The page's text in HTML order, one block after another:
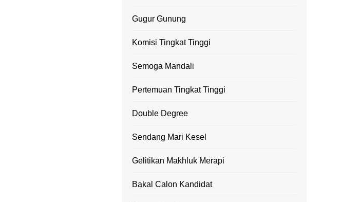
Gugur Gunung
Komisi Tingkat Tinggi
Semoga Mandali
Pertemuan Tingkat Tinggi
Double Degree
Sendang Mari Kesel
Gelitikan Makhluk Merapi
Bakal Calon Kandidat